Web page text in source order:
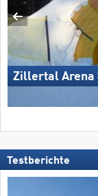
Zillertal Arena
Testberichte